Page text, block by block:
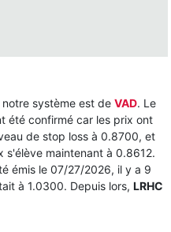
notre système est de VAD. Le
été confirmé car les prix ont
de stop loss à 0.8700, et
s'élève maintenant à 0.8612.
émis le 07/27/2026, il y a 9
à 1.0300. Depuis lors, LRHC